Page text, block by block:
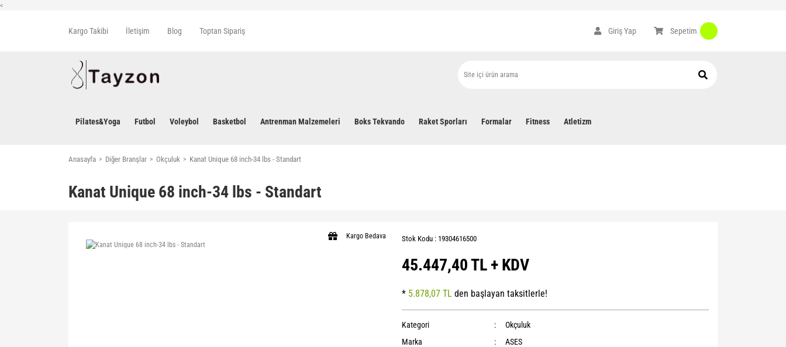
<
Kargo Takibi İletişim Blog Toptan Sipariş Giriş Yap Sepetim
Pilates&Yoga Futbol Voleybol Basketbol Antrenman Malzemeleri Boks Tekvando Raket Sporları Formalar Fitness Atletizm
Anasayfa Diğer Branşlar Okçuluk Kanat Unique 68 inch-34 lbs - Standart
Kanat Unique 68 inch-34 lbs - Standart
Kargo Bedava Stok Kodu : 19304616500
45.447,40 TL + KDV
* 5.878,07 TL den başlayan taksitlerle!
Kategori
Okçuluk
Marka
ASES